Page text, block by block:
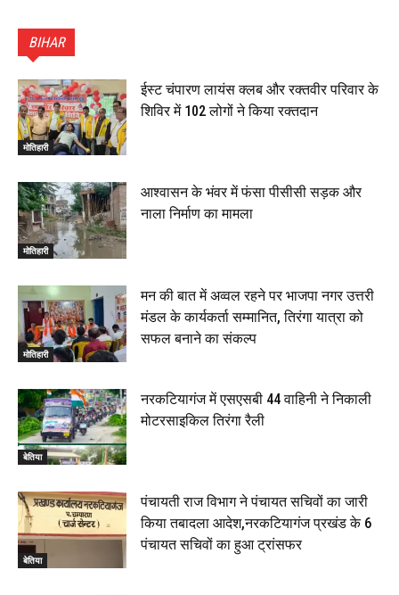
का भव्य पथ संचलन, 5 July 2026
00:22
बेतिया : मझौलिया में 1.24 क्विंटल गांजा के साथ बोलेरो ज़ब्त, दो
तस्कर गिरफ्तार, 4 July 2026
00:39
00:33
रक्सौल : सुरक्षा जॉंच को सोना-चांदी दुकानों का एसडीपीओ और
थानाध्यक्ष ने किया निरीक्षण, 19 June 2026
बेतिया में सगे भाई ने मां के साथ मिलकर की भाई की हत्या, शव
जलाया, दोनों गिरफ्तार, 14 June 2026
00:12
मोतिहारी। NDA सरकार, 12 साल विश्वास के, मीडिया संवाद में
सांसद रधामोहन सिंह, 13 June 2026
02:19
BIHAR
मोतिहारी
ईस्ट चंपारण लायंस क्लब और रक्तवीर परिवार के
शिविर में 102 लोगों ने किया रक्तदान
मोतिहारी
आश्वासन के भंवर में फंसा पीसीसी सड़क और
नाला निर्माण का मामला
मोतिहारी
मन की बात में अव्वल रहने पर भाजपा नगर उत्तरी
मंडल के कार्यकर्ता सम्मानित, तिरंगा यात्रा को
सफल बनाने का संकल्प
बेतिया
नरकटियागंज में एसएसबी 44 वाहिनी ने निकाली
मोटरसाइकिल तिरंगा रैली
बेतिया
पंचायती राज विभाग ने पंचायत सचिवों का जारी
किया तबादला आदेश,नरकटियागंज प्रखंड के 6
पंचायत सचिवों का हुआ ट्रांसफर